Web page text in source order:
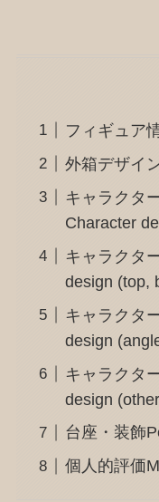
フィギュア
外箱デザイ
キャラクタ
Character
キャラクタ
design (top,
キャラクタ
design
キャラクタ
design
台座・装飾
個人的評価